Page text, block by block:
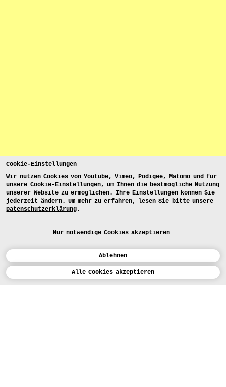
Cookie-Einstellungen
Wir nutzen Cookies von Youtube, Vimeo, Podigee, Matomo und für
unsere Cookie-Einstellungen, um Ihnen die bestmögliche Nutzung
unserer Website zu ermöglichen. Ihre Einstellungen können Sie
jederzeit ändern. Um mehr zu erfahren, lesen Sie bitte unsere
Datenschutzerklärung.
Nur notwendige Cookies akzeptieren
Ablehnen
Alle Cookies akzeptieren
Kalender